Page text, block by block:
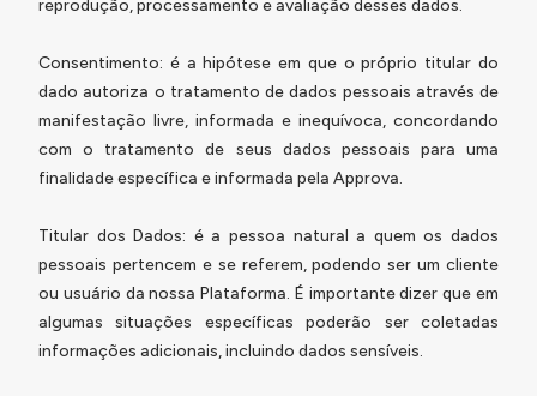
reprodução, processamento e avaliação desses dados.
Consentimento: é a hipótese em que o próprio titular do
dado autoriza o tratamento de dados pessoais através de
manifestação livre, informada e inequívoca, concordando
com o tratamento de seus dados pessoais para uma
finalidade específica e informada pela Approva.
Titular dos Dados: é a pessoa natural a quem os dados
pessoais pertencem e se referem, podendo ser um cliente
ou usuário da nossa Plataforma. É importante dizer que em
algumas situações específicas poderão ser coletadas
informações adicionais, incluindo dados sensíveis.